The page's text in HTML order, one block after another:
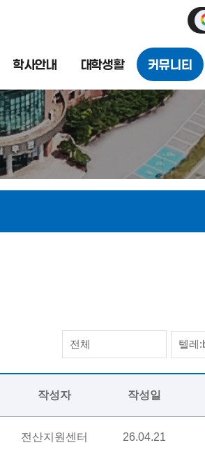
학사안내 대학생활 커뮤니티
전체
작성자 작성일
전산지원센터 26.04.21